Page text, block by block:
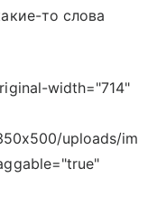
то слова
width="714"
uploads/im